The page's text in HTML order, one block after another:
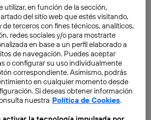
. Ha sido desarrollada por
CSAIL, o, lo que es lo mismo, el
de la Computación e
del MIT.
tintescian, magenta y amarillo
la luz, creando un spray que se
cualquier superficie.
utilizar, en función de la sección,
del sitio web que estés visitando,
de terceros con fines técnicos, analíticos,
redes sociales y/o para mostrarte
en base a un perfil elaborado a
de navegación. Puedes aceptar
o configurar su uso individualmente
correspondiente. Asimismo, podrás
en cualquier momento desde
Si deseas obtener información
nuestra Política de Cookies.